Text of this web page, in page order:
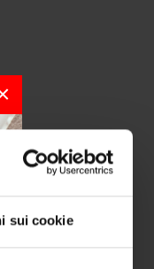
sui cookie